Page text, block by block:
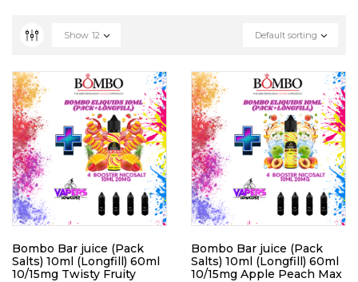
Default sorting
Show 12
Bombo Bar juice (Pack
Salts) 10ml (Longfill) 60ml
10/15mg Twisty Fruity
Bombo Bar juice (Pack
Salts) 10ml (Longfill) 60ml
10/15mg Apple Peach Max